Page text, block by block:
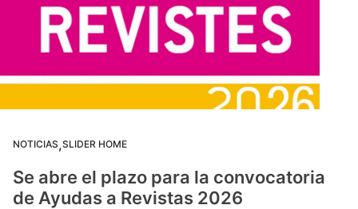
NOTICIAS,SLIDER HOME
Se abre el plazo para la convocatoria
de Ayudas a Revistas 2026